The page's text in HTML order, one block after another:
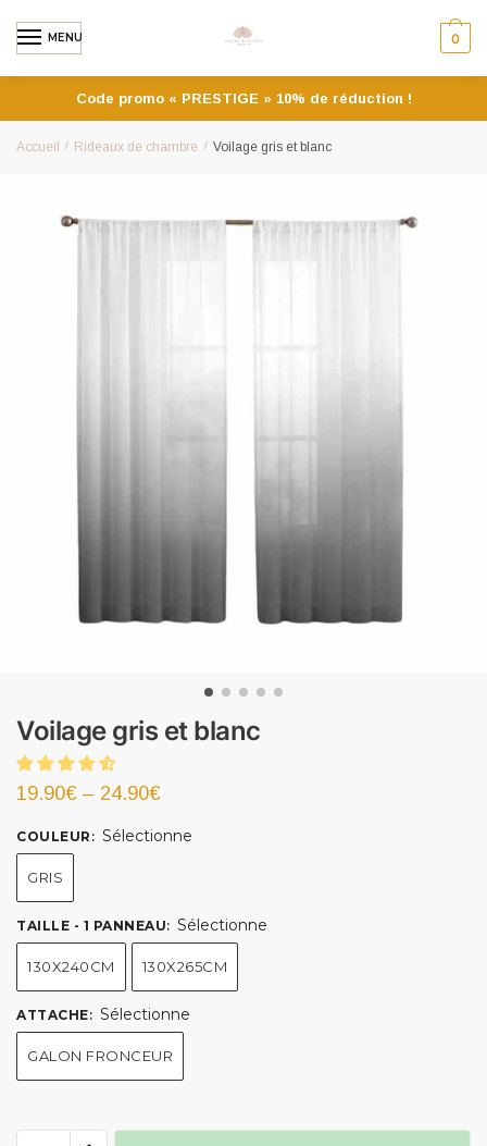
MENU 0
Code promo « PRESTIGE » 10% de réduction !
Accueil / Rideaux de chambre / Voilage gris et blanc
Voilage gris et blanc
19.90€ – 24.90€
COULEUR : Sélectionne
GRIS
TAILLE - 1 PANNEAU: Sélectionne
130X240CM 130X265CM
ATTACHE: Sélectionne
GALON FRONCEUR